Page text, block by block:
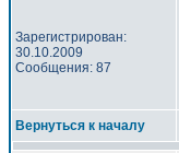
Зарегистрирован:
30.10.2009
Сообщения: 87
Вернуться к началу